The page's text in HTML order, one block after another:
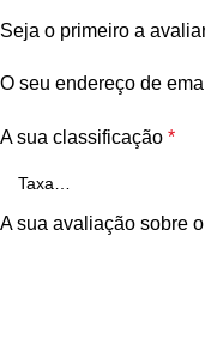
Seja o primeiro a
O seu endereço de
A sua classificação *
A sua avaliação sobre